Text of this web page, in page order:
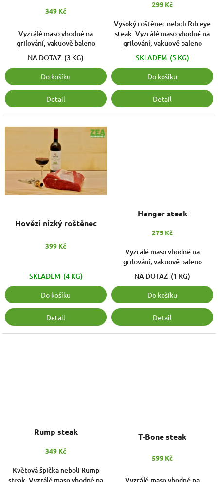
349 Kč
Vyzrálé maso vhodné na
grilování, vakuově baleno
NA DOTAZ (3 KG)
Do košíku
Detail
299 Kč
Vysoký roštěnec neboli Rib eye
steak. Vyzrálé maso vhodné na
grilování, vakuově baleno
SKLADEM (5 KG)
Do košíku
Detail
Hovězí nízký roštěnec
399 Kč
SKLADEM (4 KG)
Do košíku
Detail
Hanger steak
279 Kč
Vyzrálé maso vhodné na
grilování, vakuově baleno
NA DOTAZ (1 KG)
Do košíku
Detail
Rump steak
349 Kč
Květová špička neboli Rump
steak. Vyzrálé maso vhodné na
T-Bone steak
599 Kč
Vyzrálé maso vhodné na